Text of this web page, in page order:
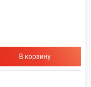
В корзину